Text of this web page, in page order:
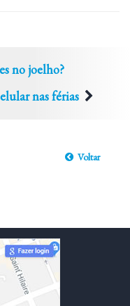
no joelho?
nas férias
Voltar